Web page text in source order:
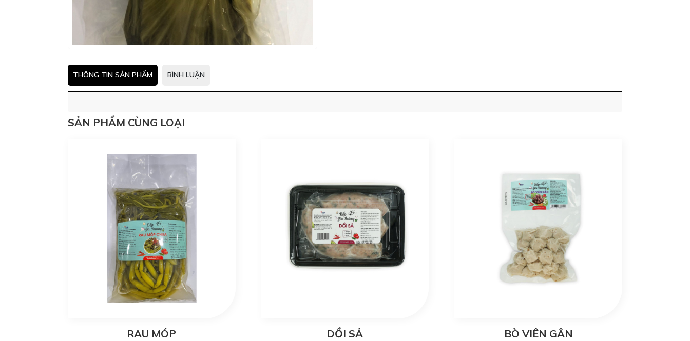
THÔNG TIN SẢN PHẨM BÌNH LUẬN
SẢN PHẨM CÙNG LOẠI
RAU MÓP
DỒI SẢ
BÒ VIÊN GÂN